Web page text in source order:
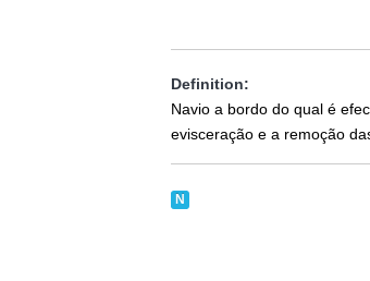
Definition:
Navio a bordo do qual é
evisceração e a remoção
N